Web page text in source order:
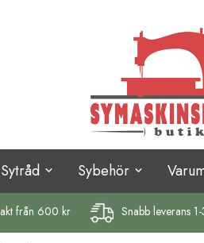
Sytråd Sybehör
från 600 kr Snabb leverans